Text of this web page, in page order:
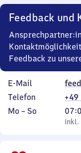
Uhr
Feedback und
Feedback zu
E-Mail
Telefon
+49
Montag
Mo – So,
inkl.
Von
7
inkl.